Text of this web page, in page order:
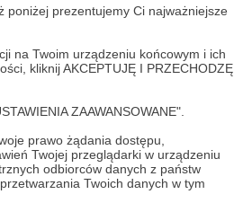
poniżej prezentujemy Ci najważniejsze
na Twoim urządzeniu końcowym i ich
kliknij AKCEPTUJĘ I PRZECHODZĘ
ZAAWANSOWANE".
prawo żądania dostępu,
Twojej przeglądarki w urządzeniu
odbiorców danych z państw
Twoich danych w tym
Zajmujemy się
wampiry, bazyliszki i
z nimi opowieści.
które wspólnie
majątkach" oraz
Słuchaj